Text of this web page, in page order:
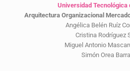
Universidad Tecnológica
Arquitectura Organizacional
Angélica Belén Ruíz
Cristina Rodríguez
Miguel Antonio
Simón Orea